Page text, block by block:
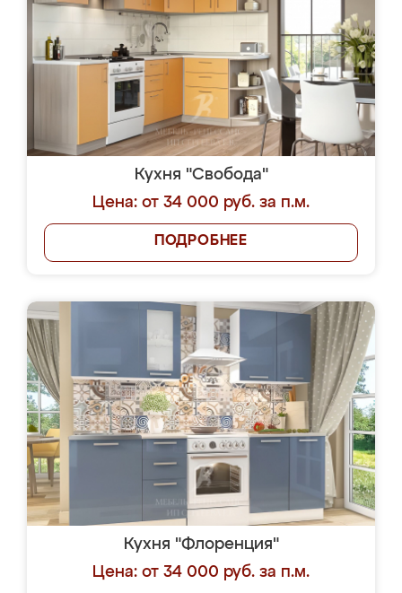
Кухня "Свобода"
Цена: от 34 000 руб. за п.м.
ПОДРОБНЕЕ
Кухня "Флоренция"
Цена: от 34 000 руб. за п.м.